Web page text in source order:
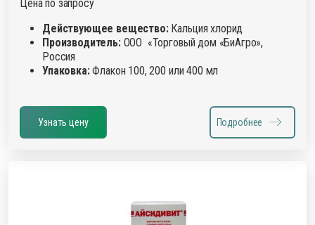
Цена по запросу
Действующее вещество:Кальция хлорид
Производитель:ООО «Торговый дом «БиАгро»,
Россия
Упаковка:Флакон 100, 200 или 400 мл
Узнать цену Подробнее